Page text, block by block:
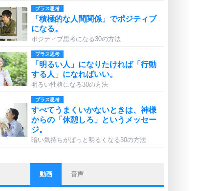
プラス思考
「積極的な人間関係」でポジティブ
になる。
ポジティブ思考になる30の方法
プラス思考
「明るい人」になりたければ「行動
する人」になればいい。
明るい性格になる30の方法
プラス思考
すべてうまくいかないときは、神様
からの「休憩しろ」というメッセー
ジ。
暗い気持ちがぱっと明るくなる30の方法
ストレス対策
他人と比べない。
動画 音声